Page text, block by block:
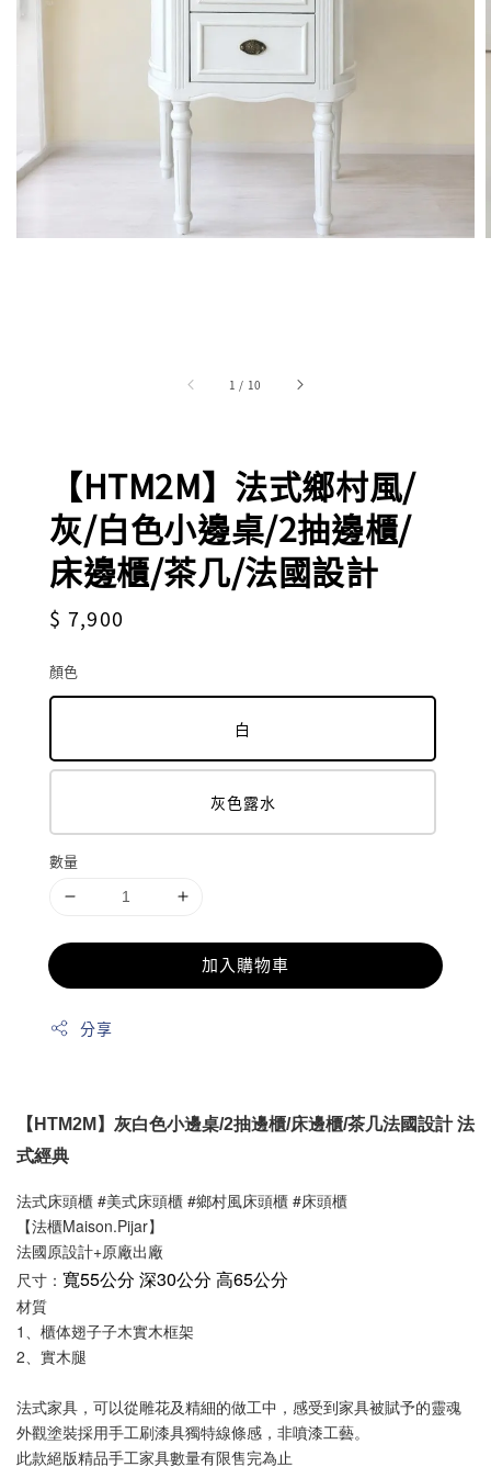
1 / 10
【HTM2M】法式鄉村風/
灰/白色小邊桌/2抽邊櫃/
床邊櫃/茶几/法國設計
Regular
$ 7,900
顏色
白
灰色露水
數量
加入購物車
分享
【HTM2M】灰白色小邊桌/2抽邊櫃/床邊櫃/茶几法國設計 法
式經典
法式床頭櫃 #美式床頭櫃 #鄉村風床頭櫃 #床頭櫃
【法櫃Maison.Pijar】
法國原設計+原廠出廠
尺寸： 寬55公分 深30公分 高65公分
材質
1、櫃体翅子子木實木框架
2、實木腿
法式家具，可以從雕花及精細的做工中，感受到家具被賦予的靈魂
外觀塗裝採用手工刷漆具獨特線條感，非噴漆工藝。
此款絕版精品手工家具數量有限售完為止